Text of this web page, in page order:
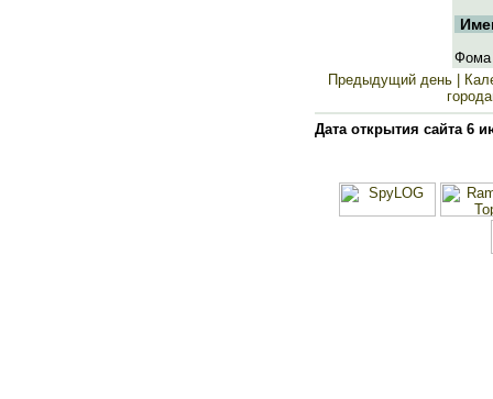
Фома
Предыдущий день
|
Дата открытия сайта 6